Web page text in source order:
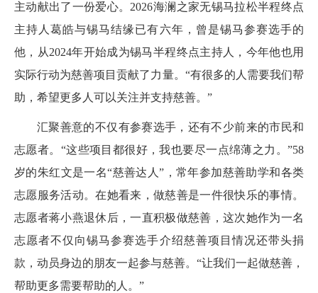
主动献出了一份爱心。2026海澜之家无锡马拉松半程终点
主持人葛皓与锡马结缘已有六年，曾是锡马参赛选手的
他，从2024年开始成为锡马半程终点主持人，今年他也用
实际行动为慈善项目贡献了力量。“有很多的人需要我们帮
助，希望更多人可以关注并支持慈善。”
汇聚善意的不仅有参赛选手，还有不少前来的市民和
志愿者。“这些项目都很好，我也要尽一点绵薄之力。”58
岁的朱红文是一名“慈善达人”，常年参加慈善助学和各类
志愿服务活动。在她看来，做慈善是一件很快乐的事情。
志愿者蒋小燕退休后，一直积极做慈善，这次她作为一名
志愿者不仅向锡马参赛选手介绍慈善项目情况还带头捐
款，动员身边的朋友一起参与慈善。“让我们一起做慈善，
帮助更多需要帮助的人。”